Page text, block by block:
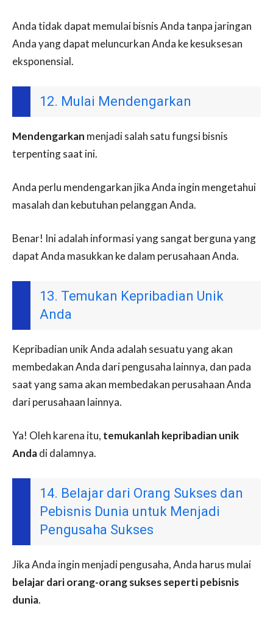
Anda tidak dapat memulai bisnis Anda tanpa jaringan
Anda yang dapat meluncurkan Anda ke kesuksesan
eksponensial.
12. Mulai Mendengarkan
Mendengarkan menjadi salah satu fungsi bisnis
terpenting saat ini.
Anda perlu mendengarkan jika Anda ingin mengetahui
masalah dan kebutuhan pelanggan Anda.
Benar! Ini adalah informasi yang sangat berguna yang
dapat Anda masukkan ke dalam perusahaan Anda.
13. Temukan Kepribadian Unik
Anda
Kepribadian unik Anda adalah sesuatu yang akan
membedakan Anda dari pengusaha lainnya, dan pada
saat yang sama akan membedakan perusahaan Anda
dari perusahaan lainnya.
Ya! Oleh karena itu, temukanlah kepribadian unik
Andadi dalamnya.
14. Belajar dari Orang Sukses dan
Pebisnis Dunia untuk Menjadi
Pengusaha Sukses
Jika Anda ingin menjadi pengusaha, Anda harus mulai
belajar dari orang-orang sukses seperti pebisnis
dunia.